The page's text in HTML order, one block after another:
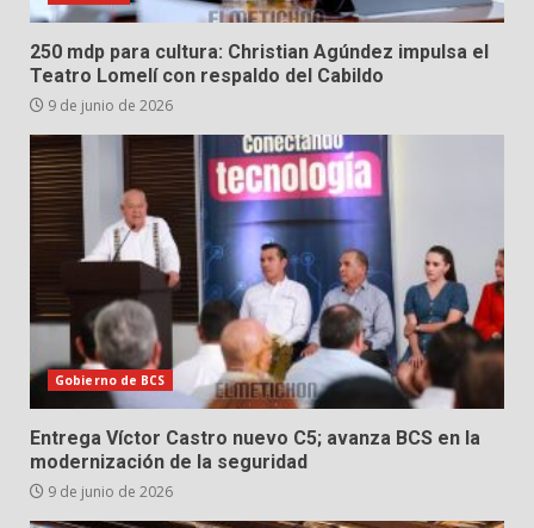
250 mdp para cultura: Christian Agúndez impulsa el
Teatro Lomelí con respaldo del Cabildo
9 de junio de 2026
Gobierno de BCS
Entrega Víctor Castro nuevo C5; avanza BCS en la
modernización de la seguridad
9 de junio de 2026